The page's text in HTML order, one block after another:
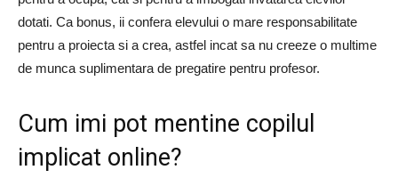
dotati. Ca bonus, ii confera elevului o mare responsabilitate
pentru a proiecta si a crea, astfel incat sa nu creeze o multime
de munca suplimentara de pregatire pentru profesor.
Cum imi pot mentine copilul
implicat online?